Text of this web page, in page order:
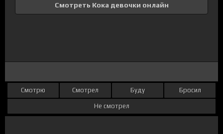
Смотреть Кока девочки онлайн
Смотрю Смотрел Буду Бросил
Не смотрел